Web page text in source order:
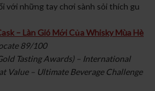
với những tay chơi sành sỏi thích gu
– Làn Gió Mới Của Whisky Mùa Hè
89/100
Tasting Awards) – International
Value – Ultimate Beverage Challenge